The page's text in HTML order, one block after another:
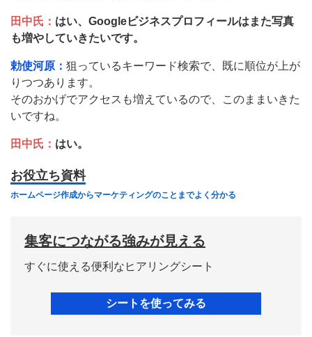
田中氏： はい、Googleビジネスプロフィールはまた写真
も増やしていきたいです。
勅使河原： 狙っているキーワード検索で、既に順位が上が
りつつあります。
そのおかげでアクセスも増えているので、このままいきた
いですね。
田中氏： はい。
お役立ち資料
ホームページ作成からマーケティングのことまでよく分かる
集客につながる強みが見える
すぐに使える便利なヒアリングシート
シートを使ってみる